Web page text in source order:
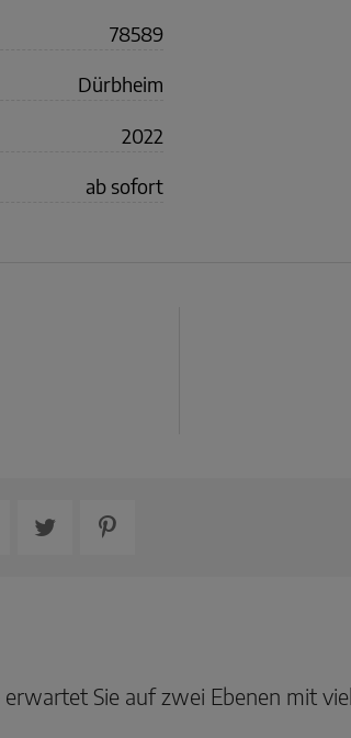
78589
Dürbheim
2022
ab sofort
Sie auf zwei Ebenen mit